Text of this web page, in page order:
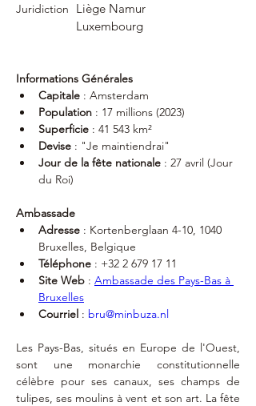
Juridiction
Liège Namur
Luxembourg
Informations Générales
Capitale : Amsterdam
Population : 17 millions (2023)
Superficie : 41 543 km²
Devise : "Je maintiendrai"
Jour de la fête nationale : 27 avril (Jour
du Roi)
Ambassade
Adresse : Kortenberglaan 4-10, 1040
Bruxelles, Belgique
Téléphone : +32 2 679 17 11
Site Web : Ambassade des Pays-Bas à
Bruxelles
Courriel : bru@minbuza.nl
Les Pays-Bas, situés en Europe de l'Ouest,
sont une monarchie constitutionnelle
célèbre pour ses canaux, ses champs de
tulipes, ses moulins à vent et son art. La fête